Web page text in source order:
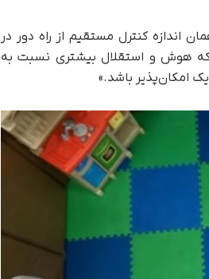
اندازه کنترل مستقیم از راه دور در
که هوش و استقلال بیشتری نسبت به
امکان‌پذیر باشد.»